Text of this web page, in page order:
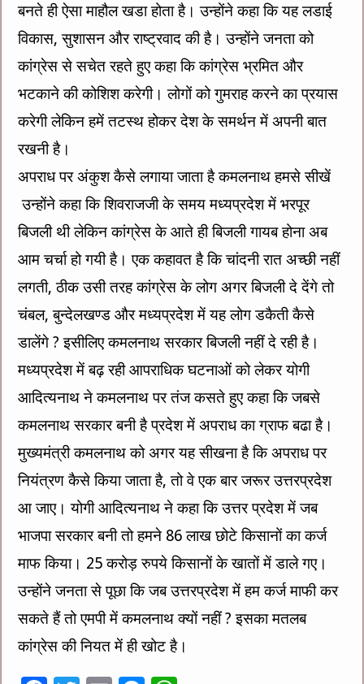
बनते ही ऐसा माहौल खडा होता है। उन्होंने कहा कि यह लडाई
विकास, सुशासन और राष्ट्रवाद की है। उन्होंने जनता को
कांग्रेस से सचेत रहते हुए कहा कि कांग्रेस भ्रमित और
भटकाने की कोशिश करेगी। लोगों को गुमराह करने का प्रयास
करेगी लेकिन हमें तटस्थ होकर देश के समर्थन में अपनी बात
रखनी है।
अपराध पर अंकुश कैसे लगाया जाता है कमलनाथ हमसे सीखें
उन्होंने कहा कि शिवराजजी के समय मध्यप्रदेश में भरपूर
बिजली थी लेकिन कांग्रेस के आते ही बिजली गायब होना अब
आम चर्चा हो गयी है। एक कहावत है कि चांदनी रात अच्छी नहीं
लगती, ठीक उसी तरह कांग्रेस के लोग अगर बिजली दे देंगे तो
चंबल, बुन्देलखण्ड और मध्यप्रदेश में यह लोग डकैती कैसे
डालेंगे ? इसीलिए कमलनाथ सरकार बिजली नहीं दे रही है।
मध्यप्रदेश में बढ़ रही आपराधिक घटनाओं को लेकर योगी
आदित्यनाथ ने कमलनाथ पर तंज कसते हुए कहा कि जबसे
कमलनाथ सरकार बनी है प्रदेश में अपराध का ग्राफ बढा है।
मुख्यमंत्री कमलनाथ को अगर यह सीखना है कि अपराध पर
नियंत्रण कैसे किया जाता है, तो वे एक बार जरूर उत्तरप्रदेश
आ जाए। योगी आदित्यनाथ ने कहा कि उत्तर प्रदेश में जब
भाजपा सरकार बनी तो हमने 86 लाख छोटे किसानों का कर्ज
माफ किया। 25 करोड़ रुपये किसानों के खातों में डाले गए।
उन्होंने जनता से पूछा कि जब उत्तरप्रदेश में हम कर्ज माफी कर
सकते हैं तो एमपी में कमलनाथ क्यों नहीं ? इसका मतलब
कांग्रेस की नियत में ही खोट है।